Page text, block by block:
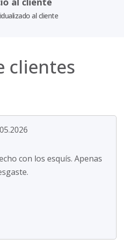
al cliente
clientes
con los esquís. Apenas